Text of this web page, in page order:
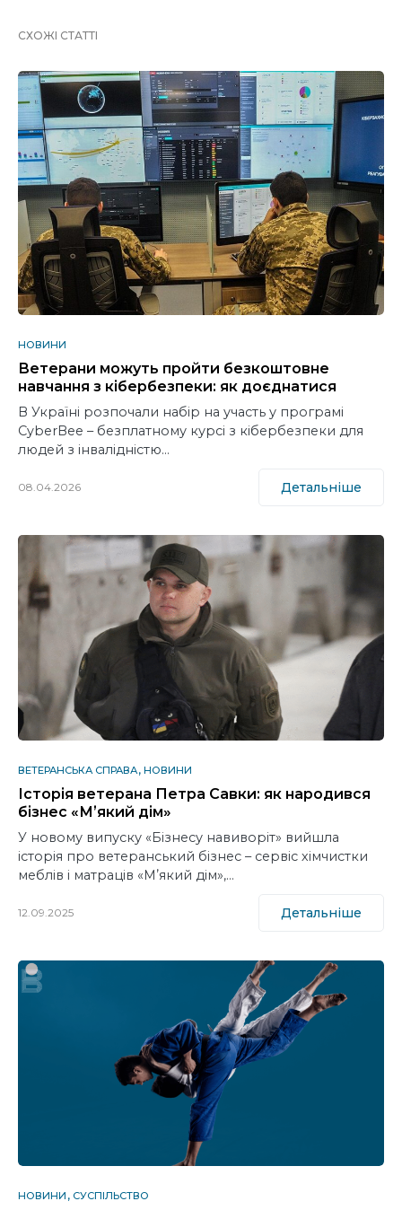
СХОЖІ СТАТТІ
НОВИНИ
Ветерани можуть пройти безкоштовне
навчання з кібербезпеки: як доєднатися
В Україні розпочали набір на участь у програмі
CyberBee – безплатному курсі з кібербезпеки для
людей з інвалідністю…
08.04.2026 Детальніше
ВЕТЕРАНСЬКА СПРАВА НОВИНИ
Історія ветерана Петра Савки: як народився
бізнес «Мʼякий дім»
У новому випуску «Бізнесу навиворіт» вийшла
історія про ветеранський бізнес – сервіс хімчистки
меблів і матраців «Мʼякий дім»,…
12.09.2025 Детальніше
НОВИНИ СУСПІЛЬСТВО